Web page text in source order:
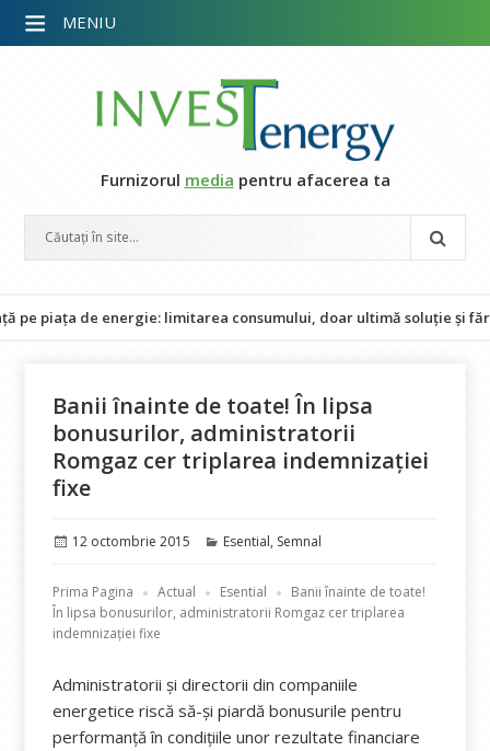
Furnizorul media pentru afacerea ta
de energie: limitarea consumului, doar ultimă soluție și fără
Banii înainte de toate! În lipsa
bonusurilor, administratorii
Romgaz cer triplarea indemnizației
fixe
Publicat
12 octombrie 2015 Categorii
Esential, Semnal
Prima Pagina Actual Esential
Banii înainte de toate!
În lipsa bonusurilor, administratorii Romgaz cer triplarea
indemnizației fixe
Administratorii și directorii din companiile
energetice riscă să-și piardă bonusurile pentru
performanță în condițiile unor rezultate financiare
MENIU